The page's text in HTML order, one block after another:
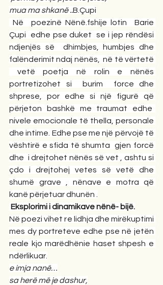
mua ma shkanë ..B.Çupi
Në  poezinë Nënë.fshije lotin  Barie
Çupi  edhe pse duket  se i jep rëndësi
ndjenjës së  dhimbjes, humbjes dhe
falënderimit ndaj nënës,  në të vërtetë
vetë poetja në rolin e nënës
portretizohet si  burim  force dhe
shprese, por edhe si një figurë që
përjeton bashkë me traumat edhe
nivele emocionale të thella, personale
dhe intime. Edhe pse me një përvojë të
vështirë e sfida të shumta  gjen forcë
dhe  i drejtohet nënës së vet , ashtu si
çdo i drejtohej vetes së vetë dhe
shumë grave , nënave e motra që
kanë përjetuar dhunën .
Eksplorimi i dinamikave nënë- bijë.
Në poezi vihet re lidhja dhe mirëkuptimi
mes dy portreteve edhe pse në jetën
reale kjo marëdhënie haset shpesh e
ndërlikuar.
e imja nanë…
sa herë më je dashur,